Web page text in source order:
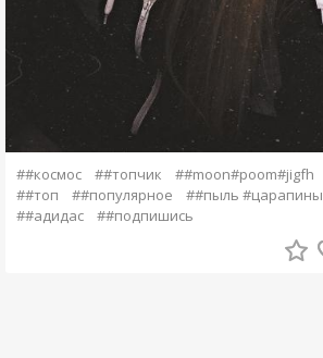
##космос ##топчик
##moon#poom#jigfh
##топ
##популярное
##пыль #царапины
##адидас
##подпишись